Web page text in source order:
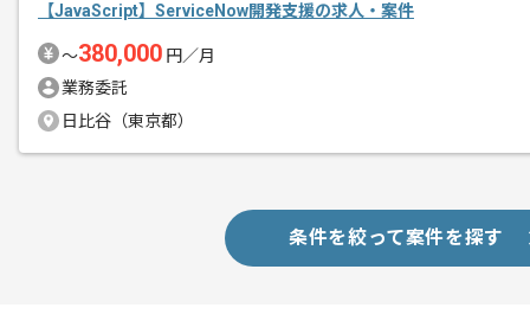
【JavaScript】ServiceNow開発支援の求人・案件
〜380,000 円／月
業務委託
日比谷（東京都）
条件を絞って案件を探す